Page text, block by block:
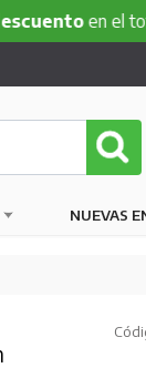
en el total de tu
NUEVAS